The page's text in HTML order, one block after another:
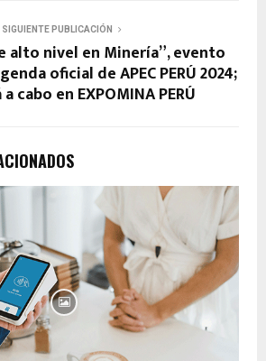
SIGUIENTE PUBLICACIÓN
alto nivel en Minería”, evento
oficial de APEC PERÚ 2024;
cabo en EXPOMINA PERÚ